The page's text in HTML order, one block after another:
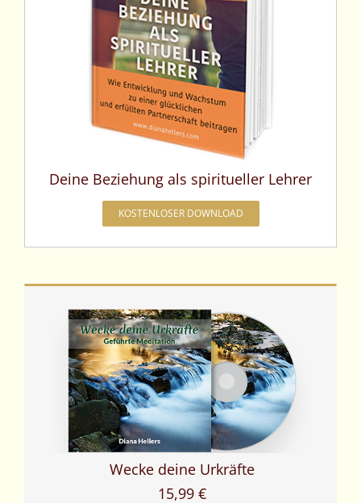
Deine Beziehung als spiritueller Lehrer
KOSTENLOSER DOWNLOAD
Wecke deine Urkräfte
15,99 €